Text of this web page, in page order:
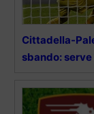
Cittadella-
sbando: